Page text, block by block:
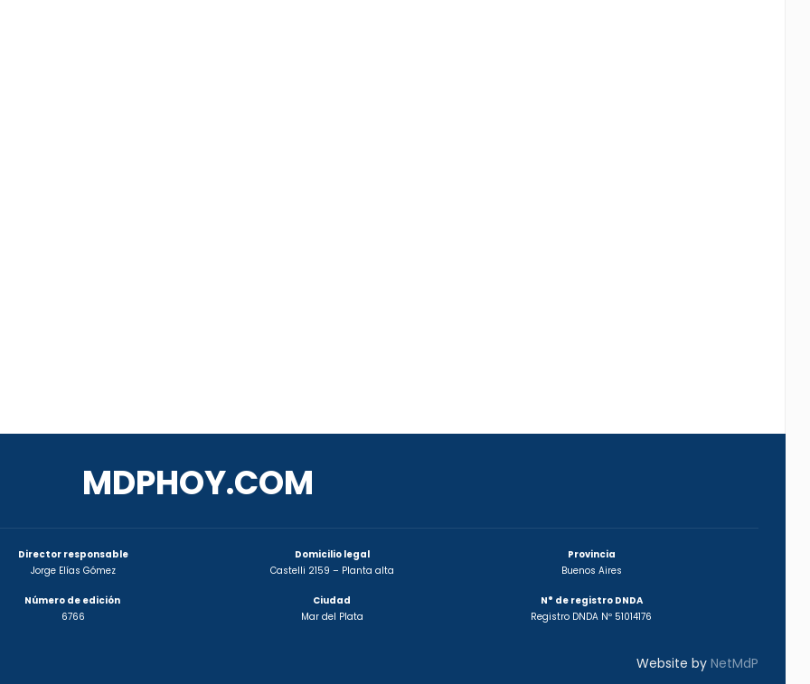
MDPHOY.COM
Director responsable
Jorge Elías Gómez
Número de edición
6766
Domicilio legal
Castelli 2159 – Planta alta
Ciudad
Mar del Plata
Provincia
Buenos Aires
N° de registro DNDA
Registro DNDA Nº 51014176
Website byNetMdP